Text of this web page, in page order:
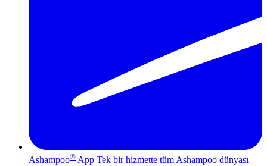
Ashampoo® App Tek bir hizmette tüm Ashampoo dünyası